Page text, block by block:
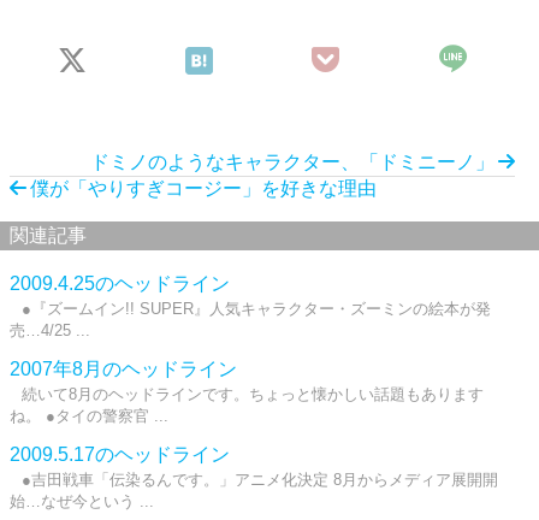
ドミノのようなキャラクター、「ドミニーノ」
僕が「やりすぎコージー」を好きな理由
関連記事
2009.4.25のヘッドライン
●『ズームイン!! SUPER』人気キャラクター・ズーミンの絵本が発
売…4/25 ...
2007年8月のヘッドライン
続いて8月のヘッドラインです。ちょっと懐かしい話題もあります
ね。 ●タイの警察官 ...
2009.5.17のヘッドライン
●吉田戦車「伝染るんです。」アニメ化決定 8月からメディア展開開
始…なぜ今という ...